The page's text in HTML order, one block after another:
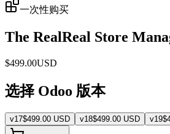
一次性购买
The RealReal Store
$499.00USD
选择 Odoo 版本
v17$499.00 USD v18$499.00 USD v19$